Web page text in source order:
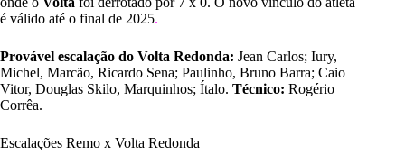
é válido até o final de 2025.
Provável escalação do Volta Redonda: Jean Carlos; Iury,
Michel, Marcão, Ricardo Sena; Paulinho, Bruno Barra; Caio
Vitor, Douglas Skilo, Marquinhos; Ítalo. Técnico: Rogério
Corrêa.
Escalações Remo x Volta Redonda